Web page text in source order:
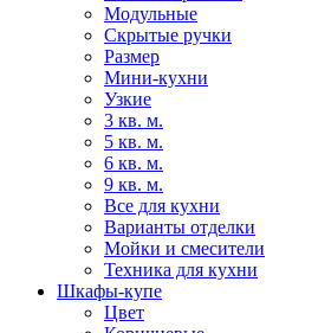
Модульные
Скрытые ручки
Размер
Мини-кухни
Узкие
3 кв. м.
5 кв. м.
6 кв. м.
9 кв. м.
Все для кухни
Варианты отделки
Мойки и смесители
Техника для кухни
Шкафы-купе
Цвет